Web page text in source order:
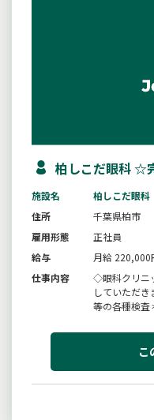
柏しこだ眼科 ☆
施設名
柏しこだ眼科
住所
千葉県柏市
雇用形態
正社員
給与
月給
仕事内容
◇眼科クリニ
していただ
等の各種検査
（リジュセア
間眼科部長こ